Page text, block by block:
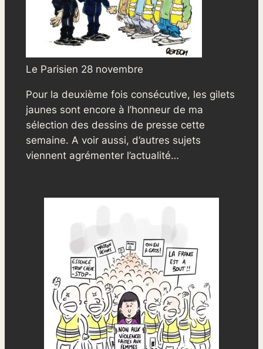
Le Parisien 28 novembre
Pour la deuxième fois consécutive, les gilets
jaunes sont encore à l’honneur de ma
sélection des dessins de presse cette
semaine. A voir aussi, d’autres sujets
viennent agrémenter l’actualité…